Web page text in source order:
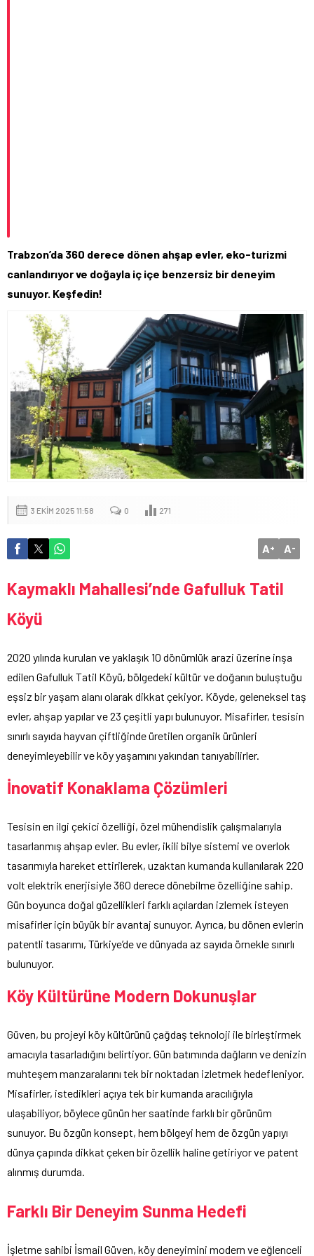
Trabzon’da 360 derece dönen ahşap evler, eko-turizmi
canlandırıyor ve doğayla iç içe benzersiz bir deneyim
sunuyor. Keşfedin!
3 EKIM 2025 11:58 0 271
A+ A-
Kaymaklı Mahallesi’nde Gafulluk Tatil
Köyü
2020 yılında kurulan ve yaklaşık 10 dönümlük arazi üzerine inşa
edilen Gafulluk Tatil Köyü, bölgedeki kültür ve doğanın buluştuğu
eşsiz bir yaşam alanı olarak dikkat çekiyor. Köyde, geleneksel taş
evler, ahşap yapılar ve 23 çeşitli yapı bulunuyor. Misafirler, tesisin
sınırlı sayıda hayvan çiftliğinde üretilen organik ürünleri
deneyimleyebilir ve köy yaşamını yakından tanıyabilirler.
İnovatif Konaklama Çözümleri
Tesisin en ilgi çekici özelliği, özel mühendislik çalışmalarıyla
tasarlanmış ahşap evler. Bu evler, ikili bilye sistemi ve overlok
tasarımıyla hareket ettirilerek, uzaktan kumanda kullanılarak 220
volt elektrik enerjisiyle 360 derece dönebilme özelliğine sahip.
Gün boyunca doğal güzellikleri farklı açılardan izlemek isteyen
misafirler için büyük bir avantaj sunuyor. Ayrıca, bu dönen evlerin
patentli tasarımı, Türkiye’de ve dünyada az sayıda örnekle sınırlı
bulunuyor.
Köy Kültürüne Modern Dokunuşlar
Güven, bu projeyi köy kültürünü çağdaş teknoloji ile birleştirmek
amacıyla tasarladığını belirtiyor. Gün batımında dağların ve denizin
muhteşem manzaralarını tek bir noktadan izletmek hedefleniyor.
Misafirler, istedikleri açıya tek bir kumanda aracılığıyla
ulaşabiliyor, böylece günün her saatinde farklı bir görünüm
sunuyor. Bu özgün konsept, hem bölgeyi hem de özgün yapıyı
dünya çapında dikkat çeken bir özellik haline getiriyor ve patent
alınmış durumda.
Farklı Bir Deneyim Sunma Hedefi
İşletme sahibi İsmail Güven, köy deneyimini modern ve eğlenceli